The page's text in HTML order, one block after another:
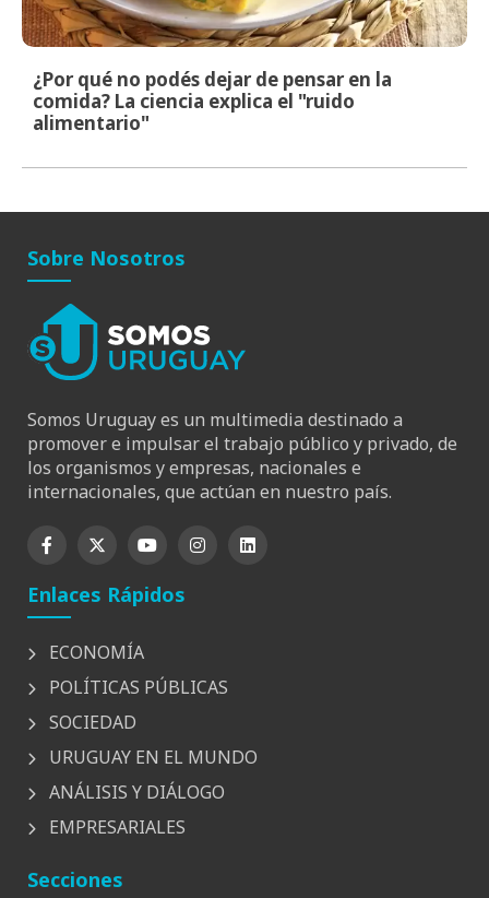
¿Por qué no podés dejar de pensar en la
comida? La ciencia explica el "ruido
alimentario"
Sobre Nosotros
Somos Uruguay es un multimedia destinado a
promover e impulsar el trabajo público y privado, de
los organismos y empresas, nacionales e
internacionales, que actúan en nuestro país.
Enlaces Rápidos
ECONOMÍA
POLÍTICAS PÚBLICAS
SOCIEDAD
URUGUAY EN EL MUNDO
ANÁLISIS Y DIÁLOGO
EMPRESARIALES
Secciones